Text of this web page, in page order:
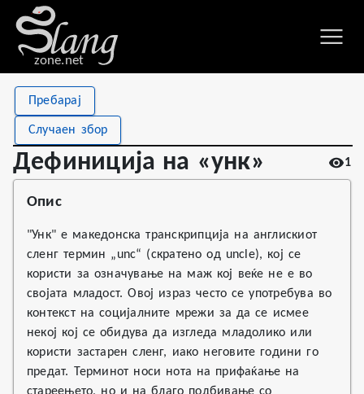
zone.net
Пребарај
Случаен збор
Дефиниција на «унк» 1
Дефиниција на «унк»
Stat
Value
Views
Definitions 1
First seen
Опис
"Унк" е македонска транскрипција на англискиот
сленг термин „unc“ (скратено од uncle), кој се
користи за означување на маж кој веќе не е во
својата младост. Овој израз често се употребува во
контекст на социјалните мрежи за да се исмее
некој кој се обидува да изгледа младолико или
користи застарен сленг, иако неговите години го
предат. Терминот носи нота на прифаќање на